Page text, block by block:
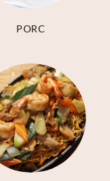
PORC